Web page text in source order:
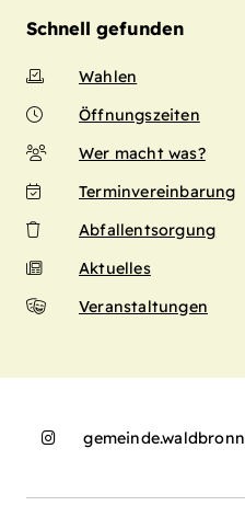
Schnell gefunden
Wahlen
Öffnungszeiten
Wer macht was?
Terminvereinbarung
Abfallentsorgung
Aktuelles
Veranstaltungen
gemeinde.waldbronn